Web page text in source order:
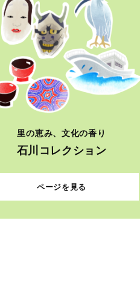
里の恵み、文化の香り
石川コレクション
ページを見る